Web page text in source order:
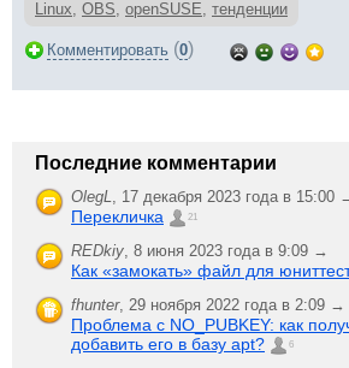
Linux, OBS, openSUSE, тенденции
Комментировать (0)
Последние комментарии
OlegL, 17 декабря 2023 года в 15:00
Перекличка 21
REDkiy, 8 июня 2023 года в 9:09 →
Как «замокать» файл для
fhunter, 29 ноября 2022 года в 2:09 →
Проблема с NO_PUBKEY: как
добавить его в базу apt?
6